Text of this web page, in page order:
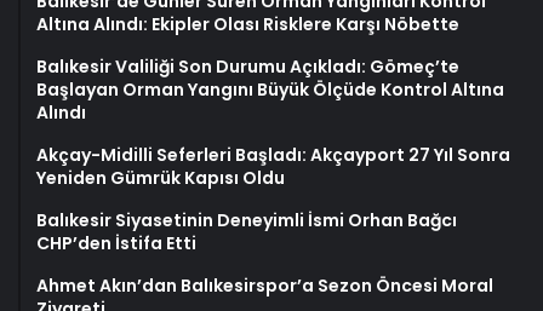
Altına Alındı: Ekipler Olası Risklere Karşı Nöbette
Balıkesir Valiliği Son Durumu Açıkladı: Gömeç’te
Başlayan Orman Yangını Büyük Ölçüde Kontrol Altına
Alındı
Akçay-Midilli Seferleri Başladı: Akçayport 27 Yıl Sonra
Yeniden Gümrük Kapısı Oldu
Balıkesir Siyasetinin Deneyimli İsmi Orhan Bağcı
CHP’den İstifa Etti
Ahmet Akın’dan Balıkesirspor’a Sezon Öncesi Moral